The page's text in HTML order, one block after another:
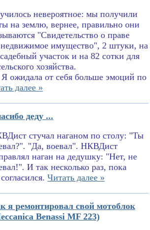
невероятное: мы получили
на землю, вернее, правильно они
"Свидетельство о праве
недвижимое имущество", 2 штуки, на
участок и на 82 сотки для
хозяйства.
ожидала от себя больше эмоций по
далее »
деду ...
стучал наганом по столу: "Ты
"Да, воевал". НКВДист
наган на дедушку: "Нет, не
И так несколько раз, пока
Читать далее »
я ремонтировал свой мотоблок
Benassi MF 223)